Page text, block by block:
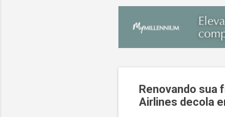
Renovando sua
Airlines decola